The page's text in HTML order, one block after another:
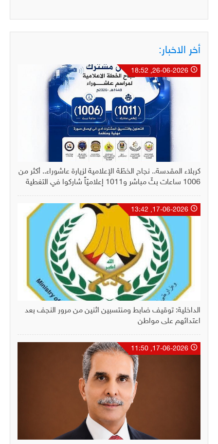
أخر الاخبار:
كربلاء المقدسة.. نجاح الخطّة الإعلامية لزيارة عاشوراء.. أكثر من
1006 ساعات بثّ مباشر و1011 إعلاميّاً شاركوا في التغطية
الداخلية: توقيف ضابط ومنتسبين اثنين من مرور النجف بعد
اعتدائهم على مواطن